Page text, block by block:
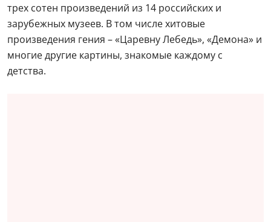
трех сотен произведений из 14 российских и
зарубежных музеев. В том числе хитовые
произведения гения – «Царевну Лебедь», «Демона» и
многие другие картины, знакомые каждому с
детства.